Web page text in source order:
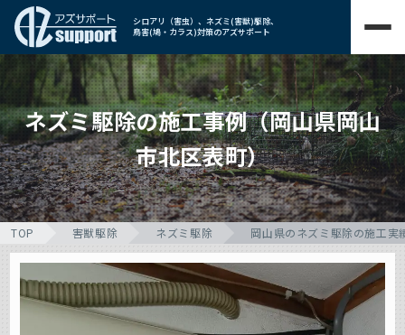
シロアリ（害虫）、ネズミ(害獣)駆除、
鳥害(鳩・カラス)対策のアズサポート
ネズミ駆除の施工事例（岡山県岡山
市北区表町）
TOP 害獣駆除 ネズミ駆除 岡山県のネズミ駆除の施工実